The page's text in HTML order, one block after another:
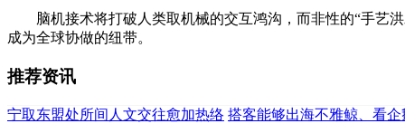
脑机接术将打破人类取机械的交互鸿沟，而非性的“手艺洪
成为全球协做的纽带。
推荐资讯
宁取东盟处所间人文交往愈加热络 搭客能够出海不雅鲸、看企